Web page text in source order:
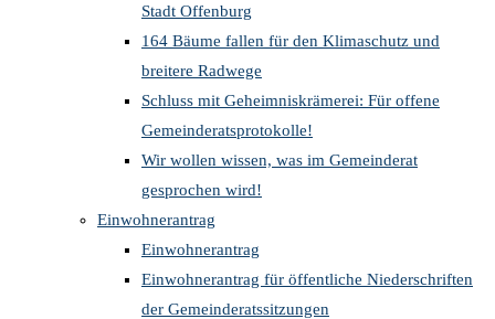
Stadt Offenburg
164 Bäume fallen für den Klimaschutz und
breitere Radwege
Schluss mit Geheimniskrämerei: Für offene
Gemeinderatsprotokolle!
Wir wollen wissen, was im Gemeinderat
gesprochen wird!
Einwohnerantrag
Einwohnerantrag
Einwohnerantrag für öffentliche Niederschriften
der Gemeinderatssitzungen